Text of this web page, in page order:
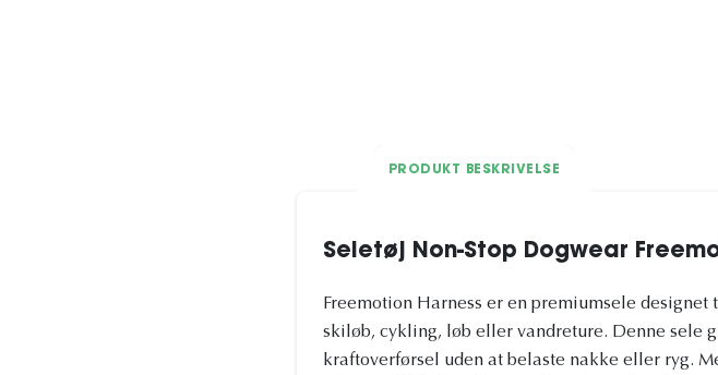
PRODUKT BESKRIVELSE
Seletøj Non-Stop Dogwear
Freemotion Harness er en premiumsele
skiløb, cykling, løb eller vandreture. Denne sele
kraftoverførsel uden at belaste nakke eller ryg.